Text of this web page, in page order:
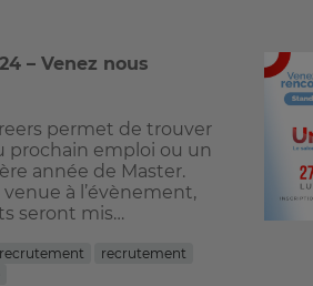
– Venez nous
permet de trouver
prochain emploi ou un
année de Master.
à l’évènement,
seront mis…
recrutement